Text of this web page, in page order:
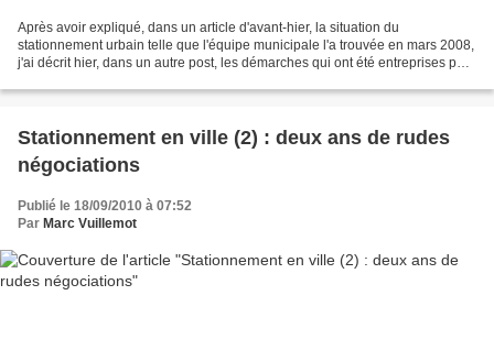
Après avoir expliqué, dans un article d'avant-hier, la situation du
stationnement urbain telle que l'équipe municipale l'a trouvée en mars 2008,
j'ai décrit hier, dans un autre post, les démarches qui ont été entreprises pour
Stationnement en ville (2) : deux ans de rudes
négociations
Publié le 18/09/2010 à 07:52
Par Marc Vuillemot